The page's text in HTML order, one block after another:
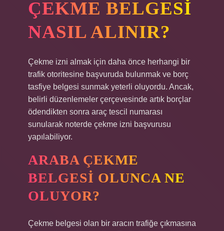
ÇEKME BELGESI
NASIL ALINIR?
Çekme izni almak için daha önce herhangi bir
trafik otoritesine başvuruda bulunmak ve borç
tasfiye belgesi sunmak yeterli oluyordu. Ancak,
belirli düzenlemeler çerçevesinde artık borçlar
ödendikten sonra araç tescil numarası
sunularak noterde çekme izni başvurusu
yapılabiliyor.
ARABA ÇEKME
BELGESI OLUNCA NE
OLUYOR?
Çekme belgesi olan bir aracın trafiğe çıkmasına